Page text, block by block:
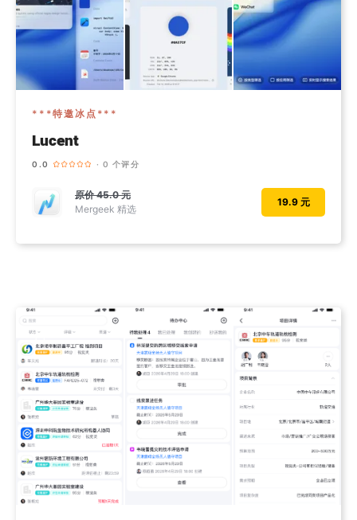
***特邀冰点***
Lucent
0.0 · 0 个评分
原价45.0 元
Mergeek 精选
19.9 元